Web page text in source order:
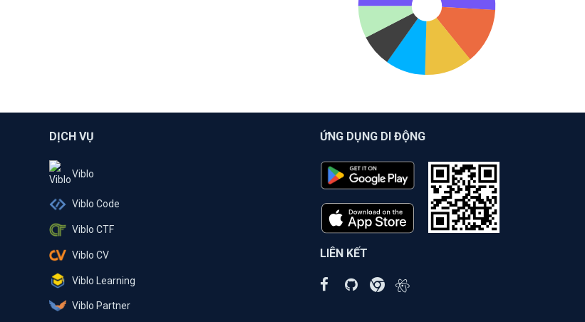
DỊCH VỤ
Viblo
Viblo Code
Viblo CTF
Viblo CV
Viblo Learning
Viblo Partner
ỨNG DỤNG DI ĐỘNG
LIÊN KẾT